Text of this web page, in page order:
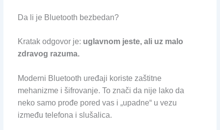
Da li je Bluetooth bezbedan?
Kratak odgovor je: uglavnom jeste, ali uz malo
zdravog razuma.
Moderni Bluetooth uređaji koriste zaštitne
mehanizme i šifrovanje. To znači da nije lako da
neko samo prođe pored vas i „upadne“ u vezu
između telefona i slušalica.